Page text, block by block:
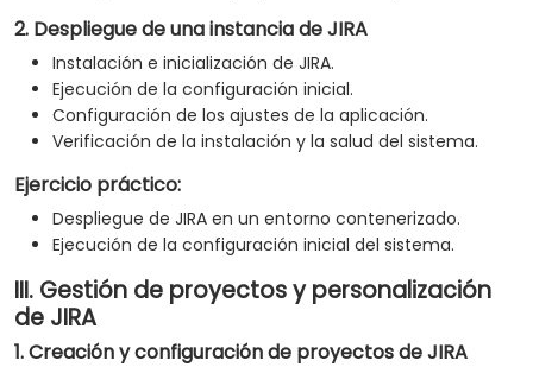
2. Despliegue de una instancia de JIRA
Instalación e inicialización de JIRA.
Ejecución de la configuración inicial.
Configuración de los ajustes de la aplicación.
Verificación de la instalación y la salud del sistema.
Ejercicio práctico:
Despliegue de JIRA en un entorno contenerizado.
Ejecución de la configuración inicial del sistema.
III. Gestión de proyectos y personalización
de JIRA
1. Creación y configuración de proyectos de JIRA